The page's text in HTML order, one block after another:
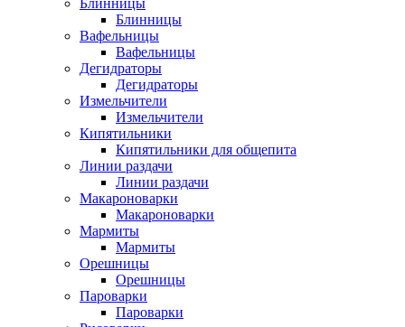
Блинницы
Блинницы
Вафельницы
Вафельницы
Дегидраторы
Дегидраторы
Измельчители
Измельчители
Кипятильники
Кипятильники для общепита
Линии раздачи
Линии раздачи
Макароноварки
Макароноварки
Мармиты
Мармиты
Орешницы
Орешницы
Пароварки
Пароварки